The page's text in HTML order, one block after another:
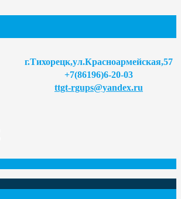
г.Тихорецк,ул.Красноармейская,57
+7(86196)6-20-03
ttgt-rgups@yandex.ru